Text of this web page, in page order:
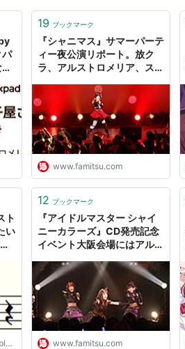
パ
19 ブックマーク
『シャニマス』サマーパーテ
ィー夜公演リポート。放ク
ラ、アルストロメリア、スト
アツく！ | ゲーム・エンタメ
最新情報のファミ通.com
www.famitsu.com
ト
い
12 ブックマーク
『アイドルマスター シャイ
ニーカラーズ』CD発売記念
イベント大阪会場にはアルス
登場 - ファミ通.com
www.famitsu.com